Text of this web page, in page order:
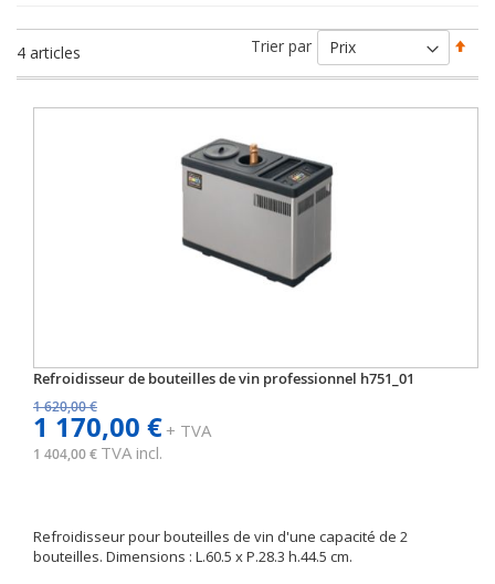
4 articles Trier par
Refroidisseur de bouteilles de vin professionnel h751_01
1 620,00 €
1 170,00 €+ TVA
1 404,00 € TVA incl.
Refroidisseur pour bouteilles de vin d'une capacité de 2
bouteilles. Dimensions : L.60.5 x P.28.3 h.44.5 cm.